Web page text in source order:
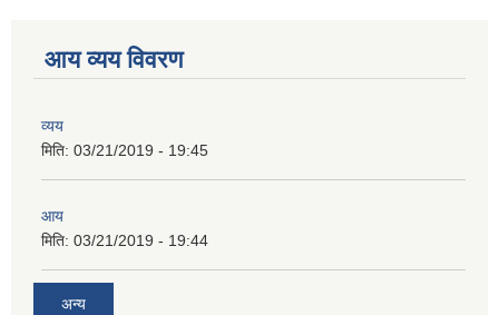
आय व्यय विवरण
व्यय
मिति: 03/21/2019 - 19:45
आय
मिति: 03/21/2019 - 19:44
अन्य